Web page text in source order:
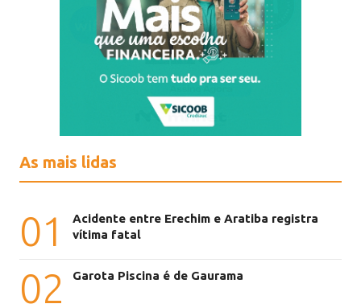
As mais lidas
01
Acidente entre Erechim e Aratiba registra
vítima fatal
02 Garota Piscina é de Gaurama